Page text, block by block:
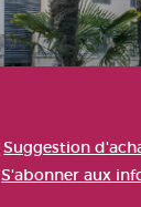
Suggestion
S'abonner aux